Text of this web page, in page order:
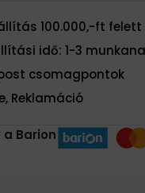
100.000,-ft felett
idő: 1-3
csomagpontok
Reklamáció
Barion